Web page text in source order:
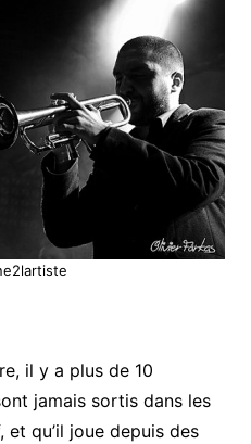
il y a plus de 10
jamais sortis dans les
et qu’il joue depuis des